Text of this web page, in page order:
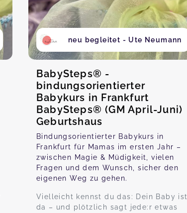
neu begleitet - Ute Neumann
BabySteps® -
bindungsorientierter
Babykurs in Frankfurt
BabySteps® (GM April-Juni)
Geburtshaus
Bindungsorientierter Babykurs in
Frankfurt für Mamas im ersten Jahr –
zwischen Magie & Müdigkeit, vielen
Fragen und dem Wunsch, sicher den
eigenen Weg zu gehen.
Vielleicht kennst du das: Dein Baby ist
da – und plötzlich sagt jede:r etwas